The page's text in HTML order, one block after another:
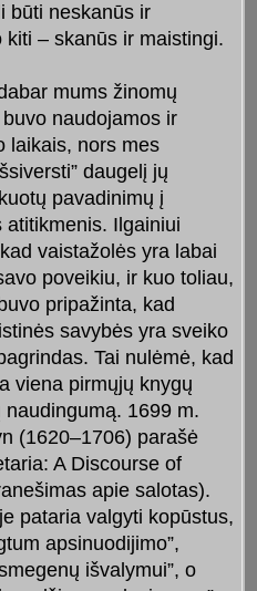
būti neskanūs ir
kiti – skanūs ir maistingi.
mums žinomų
naudojamos ir
laikais, nors mes
daugelį jų
pavadinimų į
atitikmenis. Ilgainiui
vaistažolės yra labai
poveikiu, ir kuo toliau,
pripažinta, kad
savybės yra sveiko
Tai nulėmė, kad
viena pirmųjų knygų
naudingumą. 1699 m.
(1620–1706) parašė
A Discourse of
apie salotas).
pataria valgyti kopūstus,
apsinuodijimo”,
išvalymui”, o